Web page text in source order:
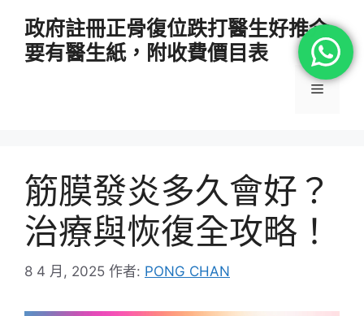
政府註冊正骨復位跌打醫生好推介
要有醫生紙，附收費價目表
選
筋膜發炎多久會好？
治療與恢復全攻略！
8 4 月, 2025 作者: PONG CHAN